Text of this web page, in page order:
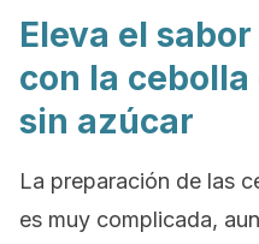
Eleva el
con la
sin azúcar
La preparación de las
es muy complicada,